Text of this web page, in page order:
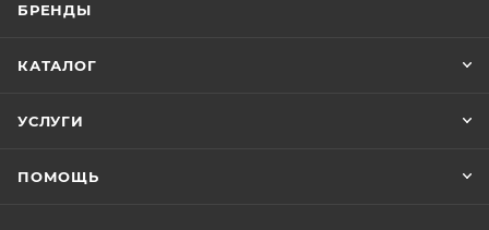
БРЕНДЫ
КАТАЛОГ
УСЛУГИ
ПОМОЩЬ